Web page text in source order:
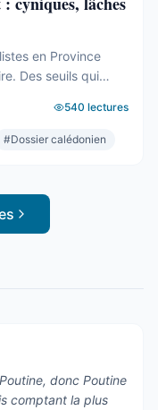
en Province
Des seuils qui
électeurs. Tout
semaine après
540 lectures
#Dossier calédonien
donc Poutine
comptant la plus